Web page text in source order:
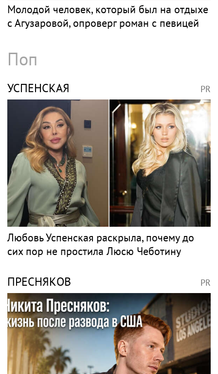
Молодой человек, который был на отдыхе
с Агузаровой, опроверг роман с певицей
Поп
УСПЕНСКАЯ PR
Любовь Успенская раскрыла, почему до
сих пор не простила Люсю Чеботину
ПРЕСНЯКОВ PR